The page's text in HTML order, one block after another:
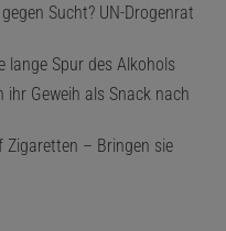
Sucht? UN-Drogenrat
lange Spur des Alkohols
ihr Geweih als Snack nach
– Bringen sie